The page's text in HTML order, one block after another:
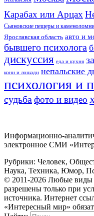
Карабах или Арцах
Сьяновские пещеры и каменоломни
Ярославская область авто и
бывшего психолога
дискуссия еда и кухня
кони и лошади непальские
психология и
судьба фото и видео
Информационно-
электронное СМИ
Рубрики: Человек,
Наука, Техника, Юмор,
© 2011-2026 Любые виды
разрешены только при
источника. Интернет
«Интересный мир»